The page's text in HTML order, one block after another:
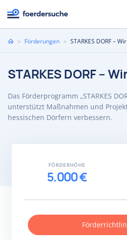
Sie» Förderungen » STARKES DORF –
STARKES DORF –
Das Förderprogramm „STARKES
unterstützt Maßnahmen und
hessischen Dörfern verbessern.
FÖRDERHÖHE
5.000 €